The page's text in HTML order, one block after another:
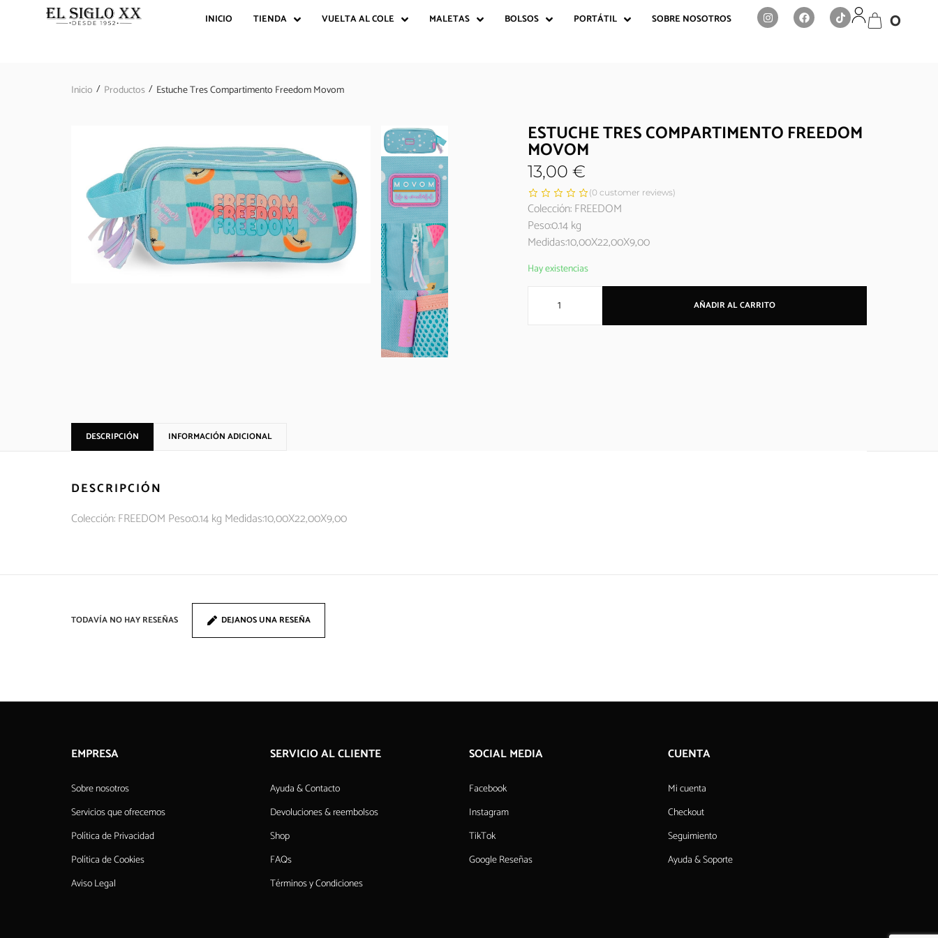
INICIO TIENDA VUELTA AL COLE MALETAS BOLSOS PORTÁTIL SOBRE NOSOTROS 0
Inicio / Productos / Estuche Tres Compartimento Freedom Movom
ESTUCHE TRES COMPARTIMENTO FREEDOM
MOVOM
13,00 €
(0 customer reviews)
Colección: FREEDOM
Peso:0.14 kg
Medidas:10,00X22,00X9,00
Hay existencias
AÑADIR AL CARRITO
DESCRIPCIÓN INFORMACIÓN ADICIONAL
DESCRIPCIÓN
Colección: FREEDOM Peso:0.14 kg Medidas:10,00X22,00X9,00
TODAVÍA NO HAY RESEÑAS DEJANOS UNA RESEÑA
EMPRESA
Sobre nosotros
Servicios que ofrecemos
Política de Privacidad
Política de Cookies
Aviso Legal
SERVICIO AL CLIENTE
Ayuda & Contacto
Devoluciones & reembolsos
Shop
FAQs
Términos y Condiciones
SOCIAL MEDIA
Facebook
Instagram
TikTok
Google Reseñas
CUENTA
Mi cuenta
Checkout
Seguimiento
Ayuda & Soporte